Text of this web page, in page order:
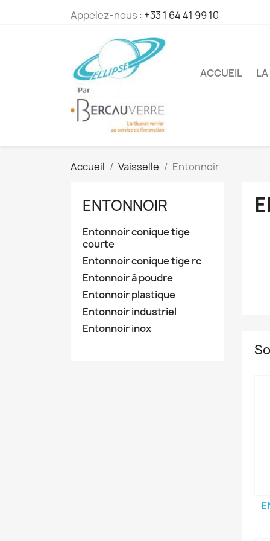
Appelez-nous : +33 1 64 41 99 10
ACCUEIL
Accueil Vaisselle Entonnoir
ENTONNOIR
Entonnoir conique tige
courte
Entonnoir conique tige rc
Entonnoir à poudre
Entonnoir plastique
Entonnoir industriel
Entonnoir inox